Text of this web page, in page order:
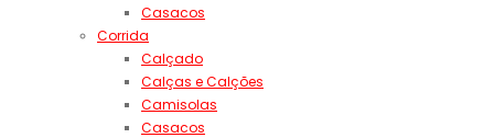
Casacos
Corrida
Calçado
Calças e Calções
Camisolas
Casacos